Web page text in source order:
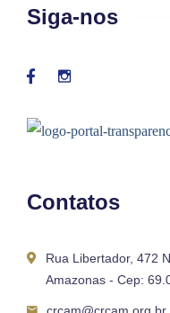
Siga-nos
Contatos
Rua Libertador, 472
Amazonas - Cep: